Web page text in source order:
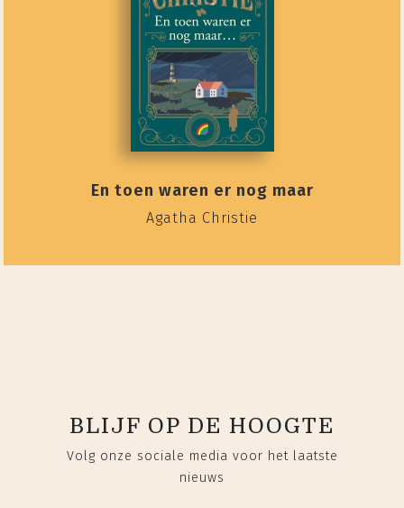
En toen waren er nog maar
Agatha Christie
BLIJF OP DE HOOGTE
Volg onze sociale media voor het laatste
nieuws